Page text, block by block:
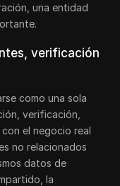
una entidad
verificación
como una sola
verificación,
el negocio real
no relacionados
datos de
la